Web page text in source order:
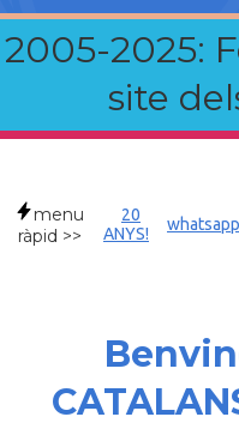
2005-2025:
site
menu
ràpid >>
20
ANYS!
whatsapp